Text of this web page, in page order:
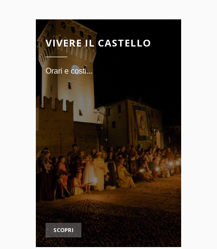
VIVERE IL CASTELLO
Orari e costi...
SCOPRI